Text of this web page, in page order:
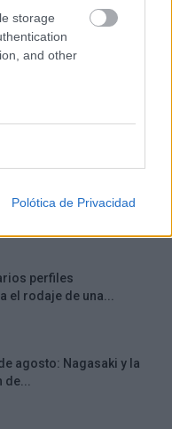
storage
and other
Polótica de Privacidad
WITH
dirigiendo el juego del
perfiles
el rodaje de una...
agosto: Nagasaki y la
de...